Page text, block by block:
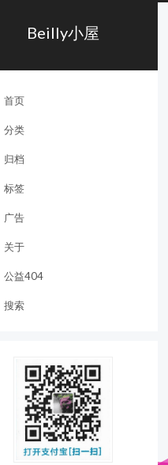
Beilly小屋
首页
分类
归档
标签
广告
关于
公益404
搜索